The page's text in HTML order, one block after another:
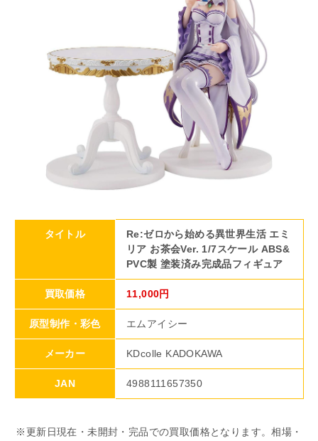
タイトル
Re:ゼロから始める異世界生活 エミ
リア お茶会Ver. 1/7スケール ABS&
PVC製 塗装済み完成品フィギュア
買取価格 11,000円
原型制作・彩色 エムアイシー
メーカー KDcolle KADOKAWA
JAN 4988111657350
※更新日現在・未開封・完品での買取価格となります。相場・